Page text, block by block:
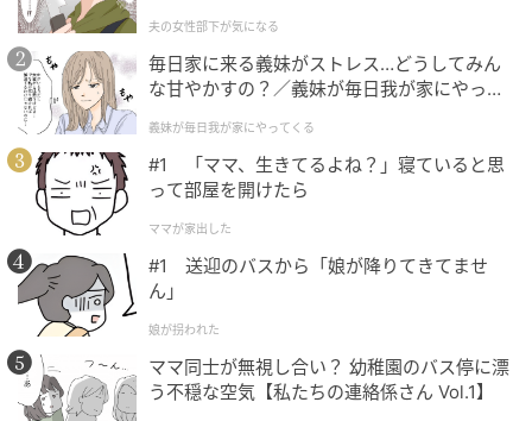
声が震えないよう、一度深く息を吸ってから話した。
彼女は飲みかけのカップを置いて、しばらく黙り込ん
だ。
「そんなつもりじゃなかったの」
それだけだった。具体的に謝るわけでも、どういう意
図だったかを説明するわけでもなかった。
私はそれ以上追及しなかった。言いたいことは言い終
えていた。
その日以来、自然と連絡の頻度が落ちた。グループで
のやり取りは変わらず続いているけれど、個別にメッ
夫の女性部下が気になる
毎日家に来る義妹がストレス…どうしてみん
な甘やかすの？／義妹が毎日我が家にやって
が】
義妹が毎日我が家にやってくる
#1 「ママ、生きてるよね？」寝ていると思
って部屋を開けたら
ママが家出した
#1 送迎のバスから「娘が降りてきてませ
ん」
娘が拐われた
ママ同士が無視し合い？ 幼稚園のバス停に漂
う不穏な空気【私たちの連絡係さん Vol.1】